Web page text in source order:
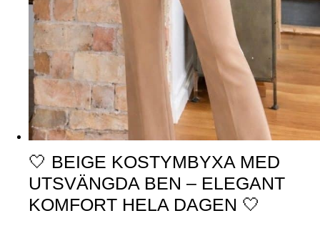
🤍 BEIGE KOSTYMBYXA MED
UTSVÄNGDA BEN – ELEGANT
KOMFORT HELA DAGEN 🤍